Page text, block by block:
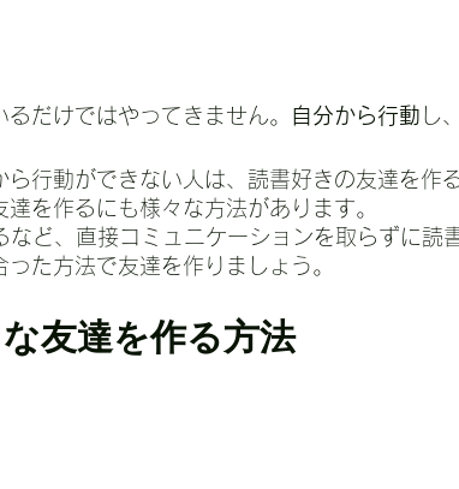
だけではやってきません。 自分から行動 し
ら行動ができない人は、読書好きの友達を作
達を作るにも様々な方法があります。
など、直接コミュニケーションを取らずに読
った方法で友達を作りましょう。
友達を作る方法